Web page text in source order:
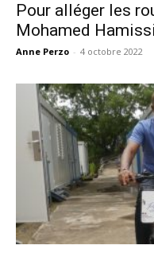
Pour alléger les
Mohamed
Anne Perzo - 4 octobre 2022